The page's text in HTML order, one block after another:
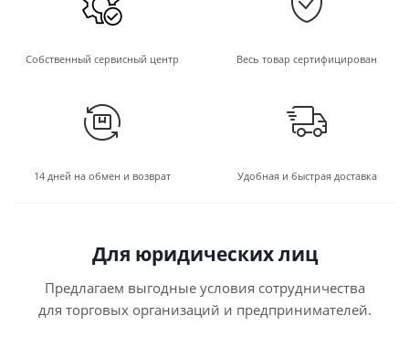
Собственный сервисный центр Весь товар сертифицирован
14 дней на обмен и возврат Удобная и быстрая доставка
Для юридических лиц
Предлагаем выгодные условия сотрудничества
для торговых организаций и предпринимателей.